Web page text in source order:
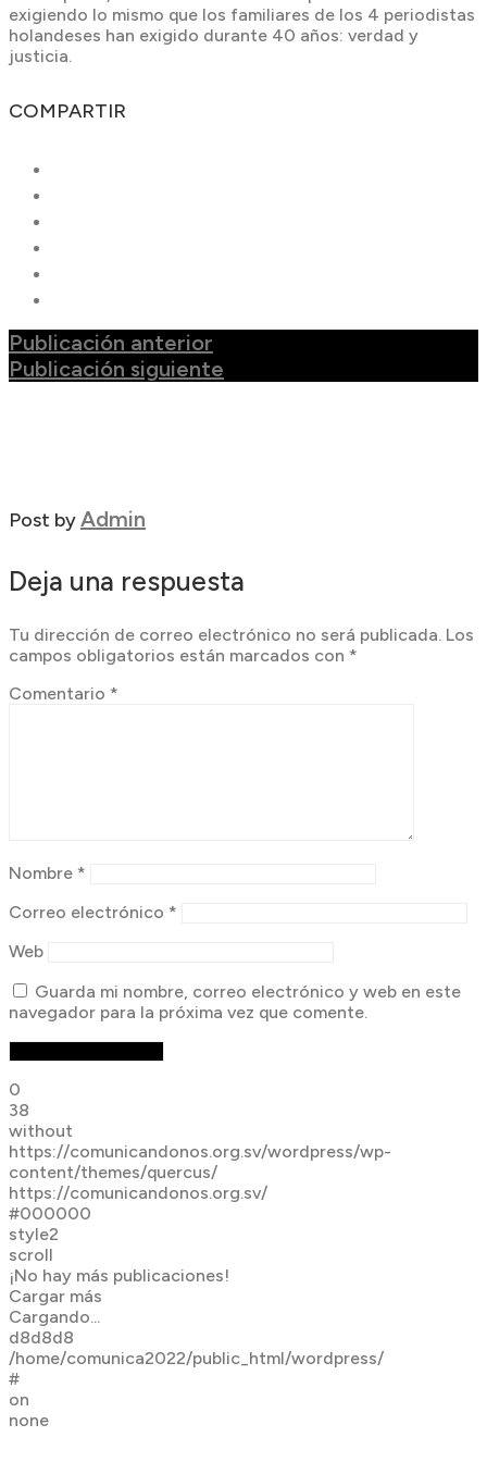
exigiendo lo mismo que los familiares de los 4 periodistas
holandeses han exigido durante 40 años: verdad y
justicia.
COMPARTIR
Publicación anterior
Publicación siguiente
Post byAdmin
Deja una respuesta
Tu dirección de correo electrónico no será publicada. Los
campos obligatorios están marcados con *
Comentario *
Nombre *
Correo electrónico *
Web
Guarda mi nombre, correo electrónico y web en este
navegador para la próxima vez que comente.
0
38
without
https://comunicandonos.org.sv/wordpress/wp-
content/themes/quercus/
https://comunicandonos.org.sv/
#000000
style2
scroll
¡No hay más publicaciones!
Cargar más
Cargando...
d8d8d8
/home/comunica2022/public_html/wordpress/
#
on
none